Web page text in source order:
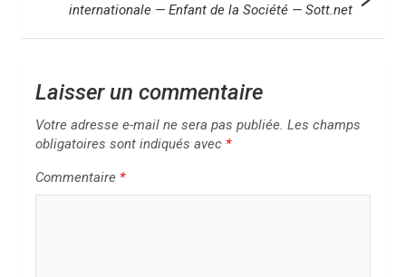
a
internationale — Enfant de la Société — Sott.net
Laisser un commentaire
Votre adresse e-mail ne sera pas publiée. Les champs
obligatoires sont indiqués avec *
Commentaire *